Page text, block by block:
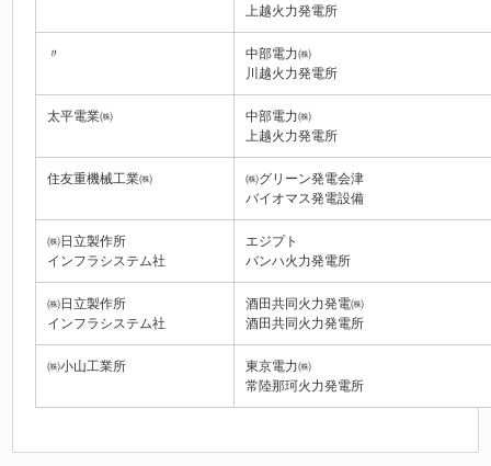
上越火力発電所
〃
中部電力㈱
川越火力発電所
太平電業㈱
中部電力㈱
上越火力発電所
住友重機械工業㈱
㈱グリーン発電会津
バイオマス発電設備
㈱日立製作所
インフラシステム社
エジプト
バンハ火力発電所
㈱日立製作所
インフラシステム社
酒田共同火力発電㈱
酒田共同火力発電所
㈱小山工業所
東京電力㈱
常陸那珂火力発電所